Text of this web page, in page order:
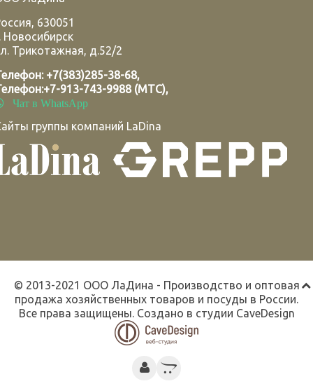
, 630051
Новосибирск
Трикотажная, д.52/2
+7(383)285-38-68,
+7-913-743-9988 (МТС),
Чат в WhatsApp
группы компаний LaDina
© 2013-2021 ООО ЛаДина - Производство и оптовая
продажа хозяйственных товаров и посуды в России.
Все права защищены. Создано в студии CaveDesign